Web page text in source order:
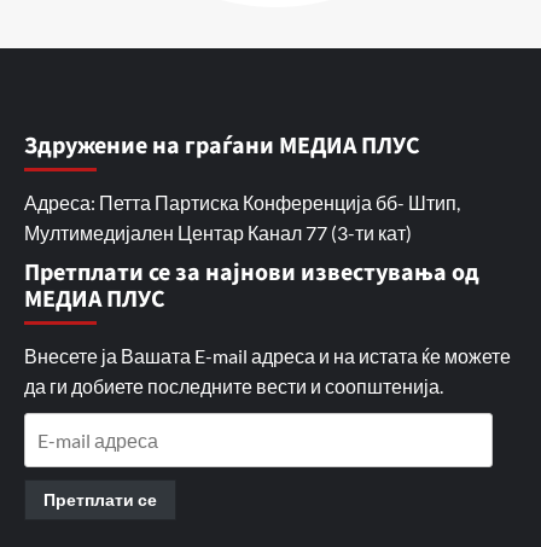
Здружение на граѓани МЕДИА ПЛУС
Адреса: Петта Партиска Конференција бб- Штип,
Мултимедијален Центар Канал 77 (3-ти кат)
Претплати се за најнови известувања од
МЕДИА ПЛУС
Внесете ја Вашата E-mail адреса и на истата ќе можете
да ги добиете последните вести и соопштенија.
Претплати се